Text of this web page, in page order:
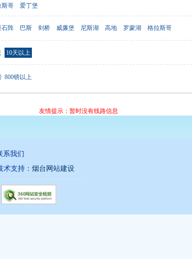
斯哥 爱丁堡
石阵 巴斯 剑桥 威廉堡 尼斯湖 高地 罗蒙湖 格拉斯哥
10天以上
800镑以上
友情提示：暂时没有线路信息
系我们
术支持： 烟台网站建设